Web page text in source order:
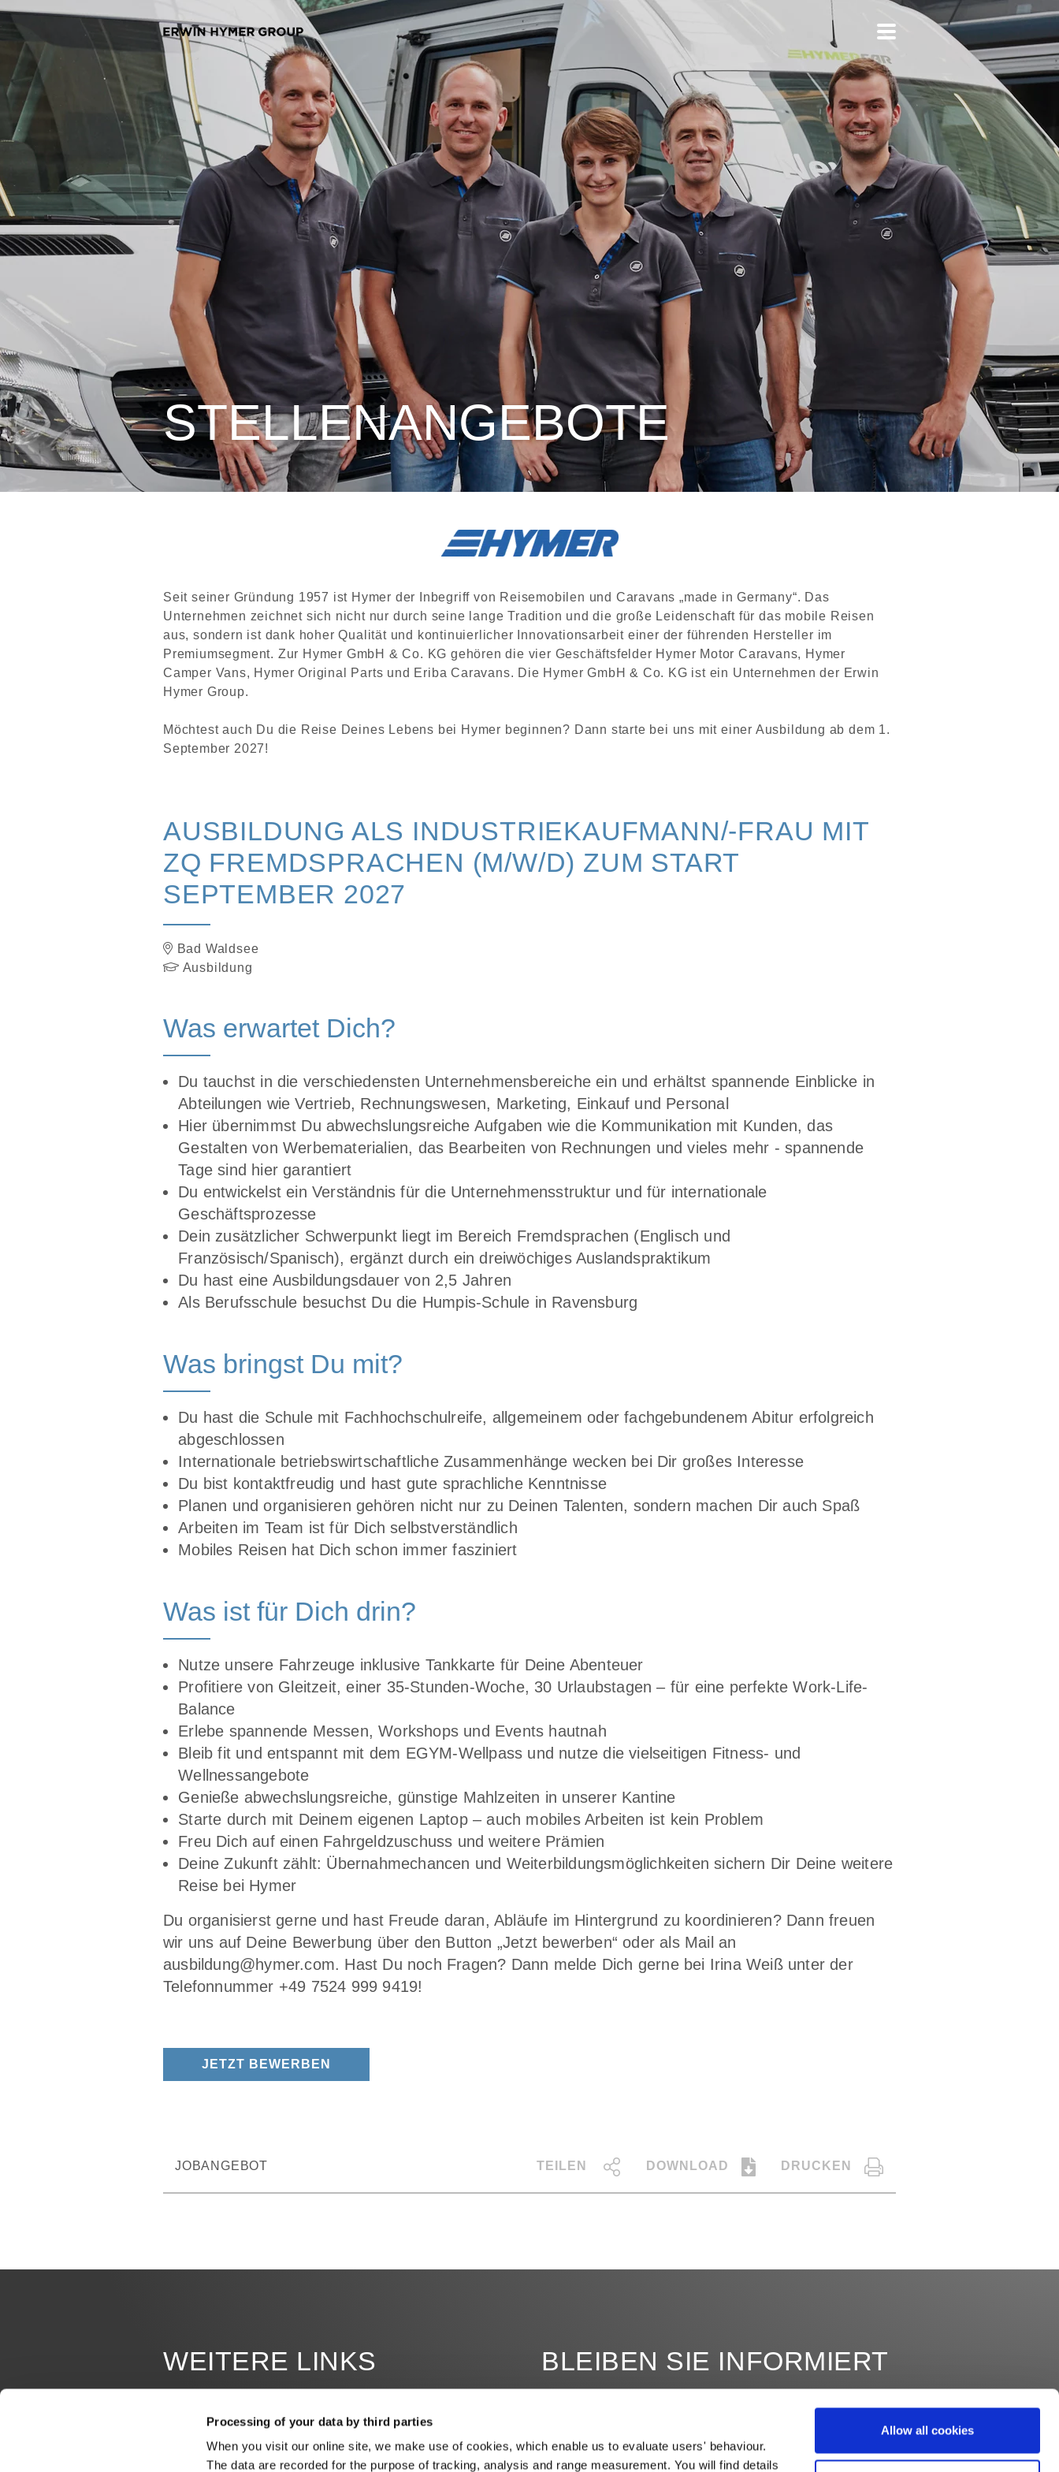
Processing of your data by third parties
When you visit our online site, we make use of cookies, which enable us to evaluate users' behaviour.
The data are recorded for the purpose of tracking, analysis and range measurement. You will find details
Allow all cookies
STELLENANGEBOTE
Seit seiner Gründung 1957 ist Hymer der Inbegriff von Reisemobilen und Caravans „made in Germany“. Das
Unternehmen zeichnet sich nicht nur durch seine lange Tradition und die große Leidenschaft für das mobile Reisen
aus, sondern ist dank hoher Qualität und kontinuierlicher Innovationsarbeit einer der führenden Hersteller im
Premiumsegment. Zur Hymer GmbH & Co. KG gehören die vier Geschäftsfelder Hymer Motor Caravans, Hymer
Camper Vans, Hymer Original Parts und Eriba Caravans. Die Hymer GmbH & Co. KG ist ein Unternehmen der Erwin
Hymer Group.
Möchtest auch Du die Reise Deines Lebens bei Hymer beginnen? Dann starte bei uns mit einer Ausbildung ab dem 1.
September 2027!
AUSBILDUNG ALS INDUSTRIEKAUFMANN/-FRAU MIT
ZQ FREMDSPRACHEN (M/W/D) ZUM START
SEPTEMBER 2027
Bad Waldsee
Ausbildung
Was erwartet Dich?
Du tauchst in die verschiedensten Unternehmensbereiche ein und erhältst spannende Einblicke in
Abteilungen wie Vertrieb, Rechnungswesen, Marketing, Einkauf und Personal
Hier übernimmst Du abwechslungsreiche Aufgaben wie die Kommunikation mit Kunden, das
Gestalten von Werbematerialien, das Bearbeiten von Rechnungen und vieles mehr - spannende
Tage sind hier garantiert
Du entwickelst ein Verständnis für die Unternehmensstruktur und für internationale
Geschäftsprozesse
Dein zusätzlicher Schwerpunkt liegt im Bereich Fremdsprachen (Englisch und
Französisch/Spanisch), ergänzt durch ein dreiwöchiges Auslandspraktikum
Du hast eine Ausbildungsdauer von 2,5 Jahren
Als Berufsschule besuchst Du die Humpis-Schule in Ravensburg
Was bringst Du mit?
Du hast die Schule mit Fachhochschulreife, allgemeinem oder fachgebundenem Abitur erfolgreich
abgeschlossen
Internationale betriebswirtschaftliche Zusammenhänge wecken bei Dir großes Interesse
Du bist kontaktfreudig und hast gute sprachliche Kenntnisse
Planen und organisieren gehören nicht nur zu Deinen Talenten, sondern machen Dir auch Spaß
Arbeiten im Team ist für Dich selbstverständlich
Mobiles Reisen hat Dich schon immer fasziniert
Was ist für Dich drin?
Nutze unsere Fahrzeuge inklusive Tankkarte für Deine Abenteuer
Profitiere von Gleitzeit, einer 35-Stunden-Woche, 30 Urlaubstagen – für eine perfekte Work-Life-
Balance
Erlebe spannende Messen, Workshops und Events hautnah
Bleib fit und entspannt mit dem EGYM-Wellpass und nutze die vielseitigen Fitness- und
Wellnessangebote
Genieße abwechslungsreiche, günstige Mahlzeiten in unserer Kantine
Starte durch mit Deinem eigenen Laptop – auch mobiles Arbeiten ist kein Problem
Freu Dich auf einen Fahrgeldzuschuss und weitere Prämien
Deine Zukunft zählt: Übernahmechancen und Weiterbildungsmöglichkeiten sichern Dir Deine weitere
Reise bei Hymer
Du organisierst gerne und hast Freude daran, Abläufe im Hintergrund zu koordinieren? Dann freuen
wir uns auf Deine Bewerbung über den Button „Jetzt bewerben“ oder als Mail an
ausbildung@hymer.com. Hast Du noch Fragen? Dann melde Dich gerne bei Irina Weiß unter der
Telefonnummer +49 7524 999 9419!
JETZT BEWERBEN
JOBANGEBOT TEILEN DOWNLOAD DRUCKEN
WEITERE LINKS
STELLENANGEBOTE
MEILENSTEINE
BLEIBEN SIE INFORMIERT